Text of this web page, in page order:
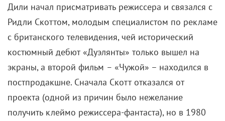
Дили начал присматривать режиссера и связался с
Ридли Скоттом, молодым специалистом по рекламе
с британского телевидения, чей исторический
костюмный дебют «Дуэлянты» только вышел на
экраны, а второй фильм – «Чужой» – находился в
постпродакшне. Сначала Скотт отказался от
проекта (одной из причин было нежелание
получить клеймо режиссера-фантаста), но в 1980